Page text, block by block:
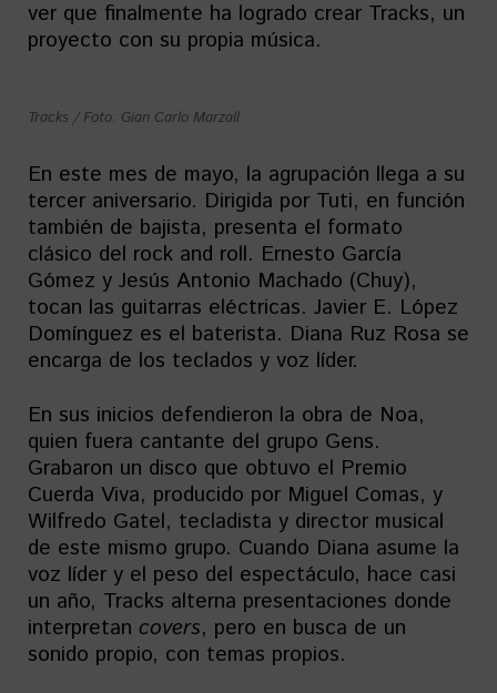
ver que finalmente ha logrado crear Tracks, un
proyecto con su propia música.
Tracks / Foto: Gian Carlo Marzall
En este mes de mayo, la agrupación llega a su
tercer aniversario. Dirigida por Tuti, en función
también de bajista, presenta el formato
clásico del rock and roll. Ernesto García
Gómez y Jesús Antonio Machado (Chuy),
tocan las guitarras eléctricas. Javier E. López
Domínguez es el baterista. Diana Ruz Rosa se
encarga de los teclados y voz líder.
En sus inicios defendieron la obra de Noa,
quien fuera cantante del grupo Gens.
Grabaron un disco que obtuvo el Premio
Cuerda Viva, producido por Miguel Comas, y
Wilfredo Gatel, tecladista y director musical
de este mismo grupo. Cuando Diana asume la
voz líder y el peso del espectáculo, hace casi
un año, Tracks alterna presentaciones donde
interpretan covers, pero en busca de un
sonido propio, con temas propios.